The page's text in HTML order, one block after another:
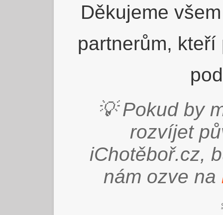
Děkujeme
partnerům,
💡 Pokud by
rozvíjet
iChotěboř.cz,
nám ozve na